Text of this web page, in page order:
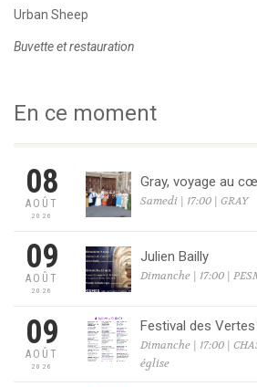
Urban Sheep
Buvette et restauration
En ce moment
08
AOÛT
2026
Gray, voyage au
Samedi | 17:00 | GRAY
09
AOÛT
2026
Julien Bailly
Dimanche | 17:00 |
09
AOÛT
2026
Festival des
Dimanche | 17:00 |
église